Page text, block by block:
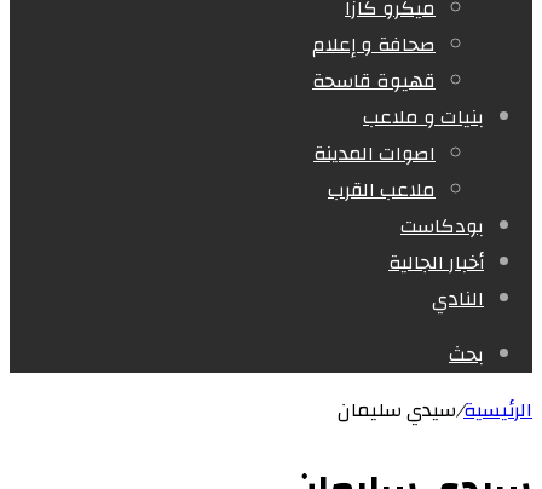
ميكرو كازا
صحافة و إعلام
قهيوة قاسحة
بنيات و ملاعب
اصوات المدينة
ملاعب القرب
بودكاست
أخبار الجالية
النادي
بحث
الرئيسية/سيدي سليمان